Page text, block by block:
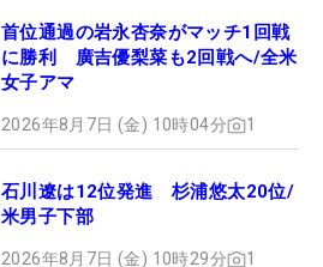
首位通過の岩永杏奈がマッチ1回戦
に勝利 廣吉優梨菜も2回戦へ/全米
女子アマ
2026年8月7日 (金) 10時04分 1
石川遼は12位発進 杉浦悠太20位/
米男子下部
2026年8月7日 (金) 10時29分 1